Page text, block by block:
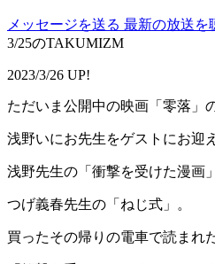
メッセージを送る 最新の放送を
3/25のTAKUMIZM
2023/3/26 UP!
ただいま公開中の映画「零落」
浅野いにお先生をゲストにお迎
浅野先生の「衝撃を受けた漫画
つげ義春先生の「ねじ式」。
買ったその帰りの電車で読まれ